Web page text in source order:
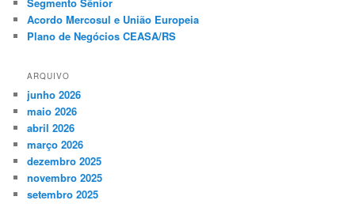
Acordo Mercosul e União Europeia
Plano de Negócios CEASA/RS
ARQUIVO
junho 2026
maio 2026
abril 2026
março 2026
dezembro 2025
novembro 2025
setembro 2025